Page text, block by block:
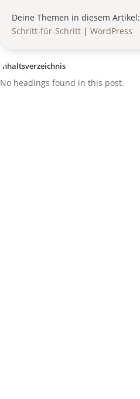
Deine Themen in diesem Artikel:
Schritt-für-Schritt | WordPress
Inhaltsverzeichnis
No headings found in this post.